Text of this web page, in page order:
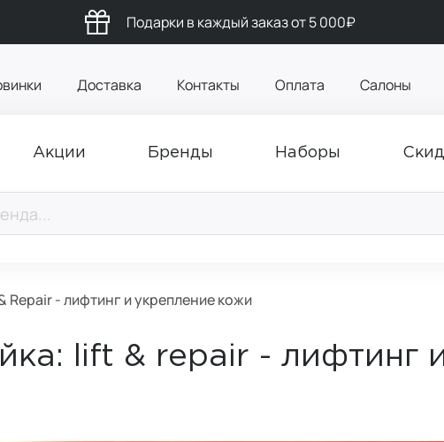
Подарки в каждый заказ от 5 000₽
Доставка Контакты Оплата Салоны
Акции Бренды Наборы
Repair - лифтинг и укрепление кожи
lift & repair - лифтинг